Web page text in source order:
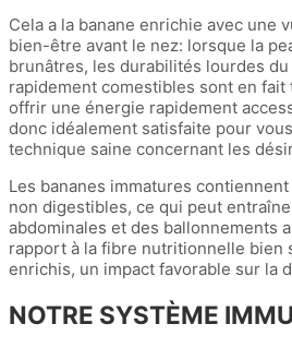
Cela a la banane enrichie avec une
bien-être avant le nez: lorsque la
brunâtres, les durabilités lourdes
rapidement comestibles sont en
offrir une énergie rapidement
donc idéalement satisfaite pour
technique saine concernant les
Les bananes immatures contiennent
non digestibles, ce qui peut
abdominales et des ballonnements
rapport à la fibre nutritionnelle bien
enrichis, un impact favorable sur la
NOTRE SYSTÈME